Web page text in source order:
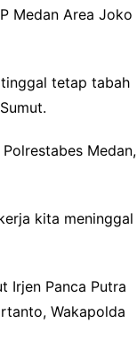
Medan Area Joko
tetap tabah
Medan,
kita meninggal
Irjen Panca Putra
Wakapolda